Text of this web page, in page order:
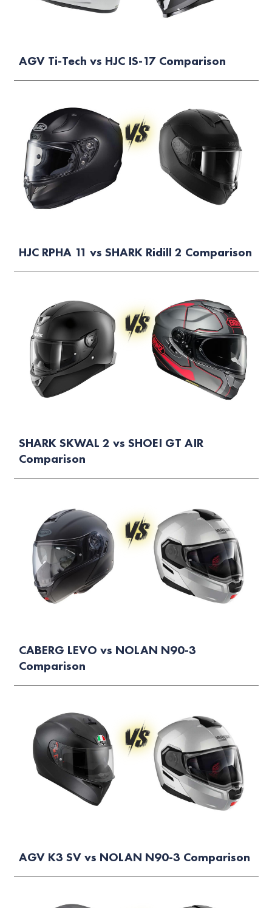
AGV Ti-Tech vs HJC IS-17 Comparison
HJC RPHA 11 vs SHARK Ridill 2 Comparison
SHARK SKWAL 2 vs SHOEI GT AIR
Comparison
CABERG LEVO vs NOLAN N90-3
Comparison
AGV K3 SV vs NOLAN N90-3 Comparison